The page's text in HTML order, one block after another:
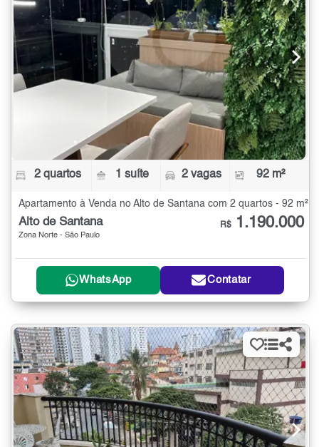
2 quartos 1 suíte 2 vagas 92 m²
Apartamento à Venda no Alto de Santana com 2 quartos - 92 m²
Alto de Santana
Zona Norte - São Paulo
R$ 1.190.000
WhatsApp Contatar